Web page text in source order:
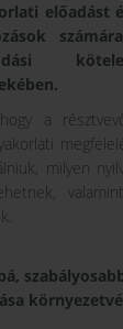
előadást
a
milyen